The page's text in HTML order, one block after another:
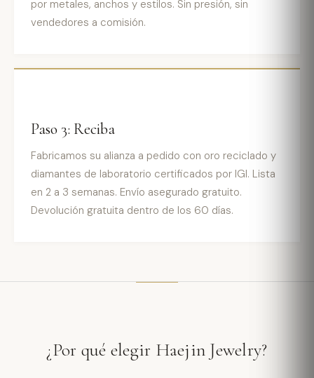
por metales, anchos y estilos. Sin presión, sin
vendedores a comisión.
Paso 3: Reciba
Fabricamos su alianza a pedido con oro reciclado y
diamantes de laboratorio certificados por IGI. Lista
en 2 a 3 semanas. Envío asegurado gratuito.
Devolución gratuita dentro de los 60 días.
¿Por qué elegir Haejin Jewelry?